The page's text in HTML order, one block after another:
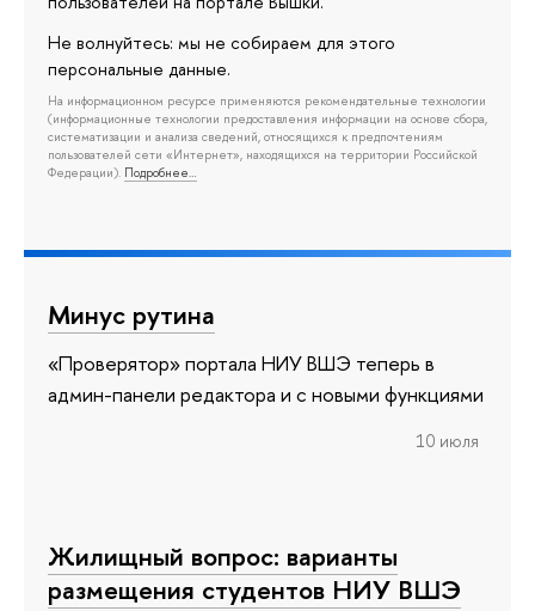
Не волнуйтесь: мы не собираем для этого
персональные данные.
На информационном ресурсе применяются рекомендательные технологии
(информационные технологии предоставления информации на основе сбора,
систематизации и анализа сведений, относящихся к предпочтениям
пользователей сети «Интернет», находящихся на территории Российской
Федерации). Подробнее…
Минус рутина
«Проверятор» портала НИУ ВШЭ теперь в
админ-панели редактора и с новыми функциями
10 июля
Жилищный вопрос: варианты
размещения студентов НИУ ВШЭ